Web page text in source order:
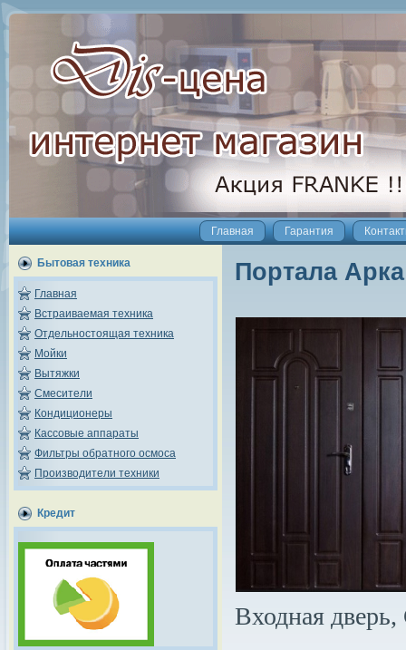
Главная Гарантия
Бытовая техника
Главная
Встраиваемая техника
Отдельностоящая техника
Мойки
Вытяжки
Смесители
Кондиционеры
Кассовые аппараты
Фильтры обратного осмоса
Производители техники
Кредит
Портала Арка
Входная